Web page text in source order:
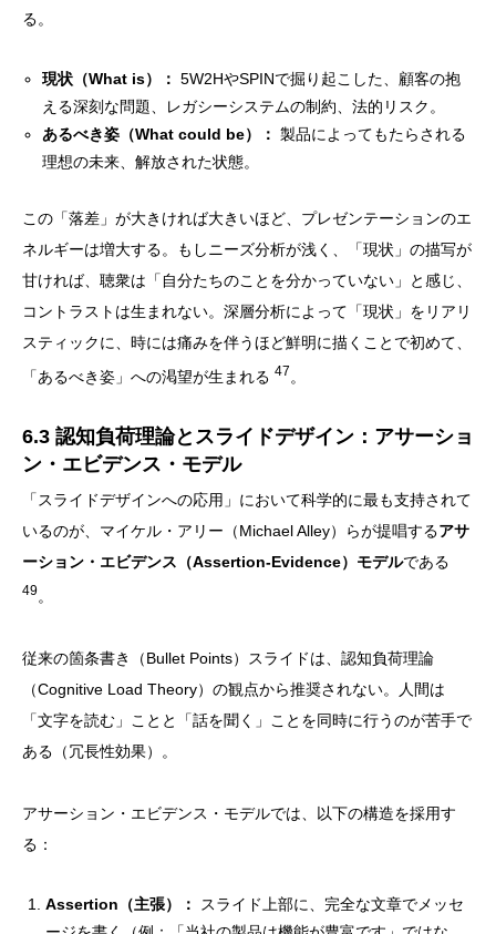
る。
現状（What is）： 5W2HやSPINで掘り起こした、顧客の抱
える深刻な問題、レガシーシステムの制約、法的リスク。
あるべき姿（What could be）： 製品によってもたらされる
理想の未来、解放された状態。
この「落差」が大きければ大きいほど、プレゼンテーションのエ
ネルギーは増大する。もしニーズ分析が浅く、「現状」の描写が
甘ければ、聴衆は「自分たちのことを分かっていない」と感じ、
コントラストは生まれない。深層分析によって「現状」をリアリ
スティックに、時には痛みを伴うほど鮮明に描くことで初めて、
「あるべき姿」への渇望が生まれる 47 。
6.3 認知負荷理論とスライドデザイン：アサーショ
ン・エビデンス・モデル
「スライドデザインへの応用」において科学的に最も支持されて
いるのが、マイケル・アリー（Michael Alley）らが提唱するアサ
ーション・エビデンス（Assertion-Evidence）モデルである
49。
従来の箇条書き（Bullet Points）スライドは、認知負荷理論
（Cognitive Load Theory）の観点から推奨されない。人間は
「文字を読む」ことと「話を聞く」ことを同時に行うのが苦手で
ある（冗長性効果）。
アサーション・エビデンス・モデルでは、以下の構造を採用す
る：
Assertion（主張）：
スライド上部に、完全な文章でメッセ